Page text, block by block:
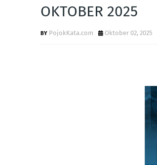
OKTOBER 2025
PojokKata.com Oktober 02, 2025